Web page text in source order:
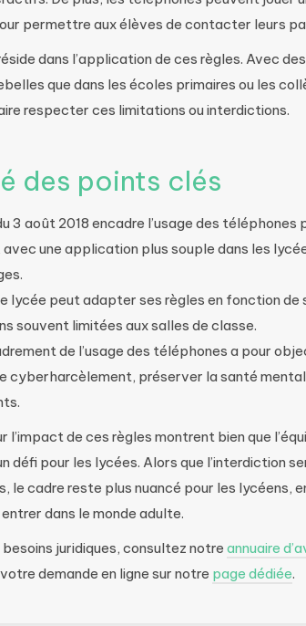
permettre aux élèves de contacter leurs
dans l’application de ces règles. Avec
que dans les écoles primaires ou les
respecter ces limitations ou interdictions.
des points clés
3 août 2018 encadre l’usage des
avec une application plus souple dans les
lycée peut adapter ses règles en fonction de
souvent limitées aux salles de classe.
de l’usage des téléphones a pour
cyberharcèlement, préserver la santé
l’impact de ces règles montrent bien que
défi pour les lycées. Alors que l’interdiction
le cadre reste plus nuancé pour les lycéens,
dans le monde adulte.
juridiques, consultez notre annuaire
demande en ligne sur notre page dédiée.